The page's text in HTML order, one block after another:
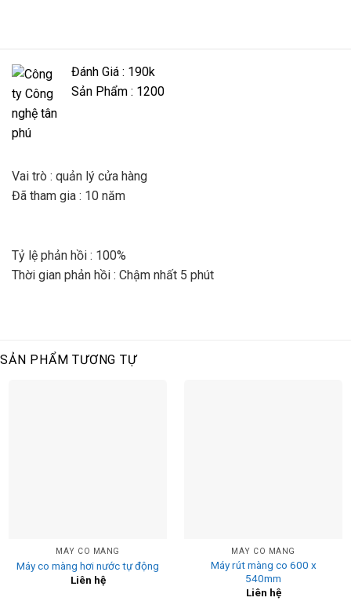
Đánh Giá : 190k
Sản Phẩm : 1200
Vai trò : quản lý cửa hàng
Đã tham gia : 10 năm
Tỷ lệ phản hồi : 100%
Thời gian phản hồi : Chậm nhất 5 phút
SẢN PHẨM TƯƠNG TỰ
MÁY CO MÀNG
Máy co màng hơi nước tự động
Liên hệ
MÁY CO MÀNG
Máy rút màng co 600 x
540mm
Liên hệ